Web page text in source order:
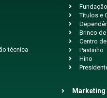
técnica
Fundação
Títulos e
Brinco de
Centro
Pastinho
Hino
Marketing